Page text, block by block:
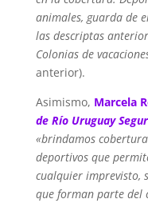
animales, guarda de
las descriptas
Colonias de
anterior).
Asimismo, Marcela
de Río Uruguay
«brindamos
deportivos que
cualquier imprevisto,
que forman parte del